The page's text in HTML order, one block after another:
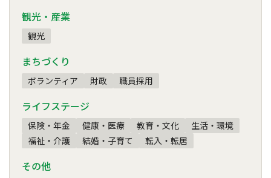
観光・産業
観光
まちづくり
ボランティア 財政 職員採用
ライフステージ
保険・年金 健康・医療 教育・文化
生活・環境
福祉・介護
結婚・子育て 転入・転居
その他